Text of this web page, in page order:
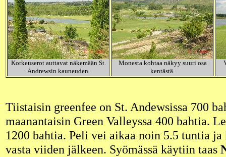
Korkeuserot auttavat näkemään St.
Andrewsin kauneuden.
Monesta kohtaa näkyy suuri osa
kentästä.
Tiistaisin greenfee on St. Andewsissa 700
maanantaisin Green Valleyssa 400 bahtia.
1200 bahtia. Peli vei aikaa noin 5.5 tuntia
vasta viiden jälkeen. Syömässä käytiin taas